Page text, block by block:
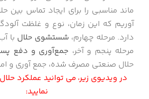
ماند مناسبی را برای ایجاد تماس
آوریم که این زمان، نوع و غلظت
دارد. مرحله چهارم، شستشوی حلال با
مرحله پنجم و آخر، جمع‌آوری و دفع
حلال صنعتی مصرف شده، جمع آوری و
نمایید: